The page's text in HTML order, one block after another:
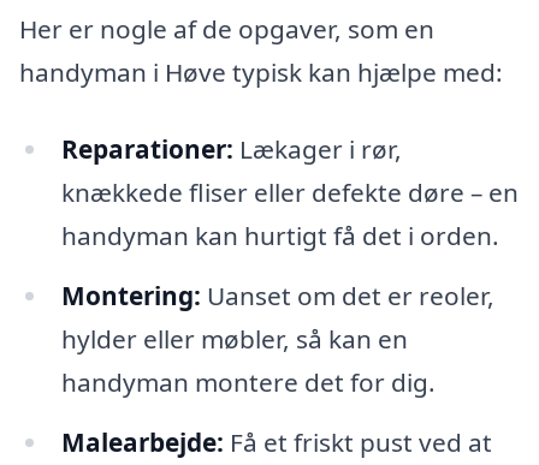
Her er nogle af de opgaver, som en
handyman i Høve typisk kan hjælpe med:
Reparationer: Lækager i rør,
knækkede fliser eller defekte døre – en
handyman kan hurtigt få det i orden.
Montering: Uanset om det er reoler,
hylder eller møbler, så kan en
handyman montere det for dig.
Malearbejde: Få et friskt pust ved at